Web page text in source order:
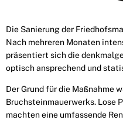
Die Sanierung der
Nach mehreren Monaten
präsentiert sich die
optisch ansprechend und
Der Grund für die Maßnahme
Bruchsteinmauerwerks. Lose
machten eine umfassende